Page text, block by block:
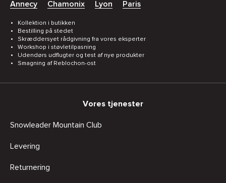
Annecy Chamonix Lyon Paris
Kollektion i butikken
Bestilling på stedet
Skræddersyet rådgivning fra vores eksperter
Workshop i støvletilpasning
Udendørs udflugter og test af nye produkter
Smagning af Reblochon-ost
Vores tjenester
Snowleader Mountain Club
Levering
Returnering